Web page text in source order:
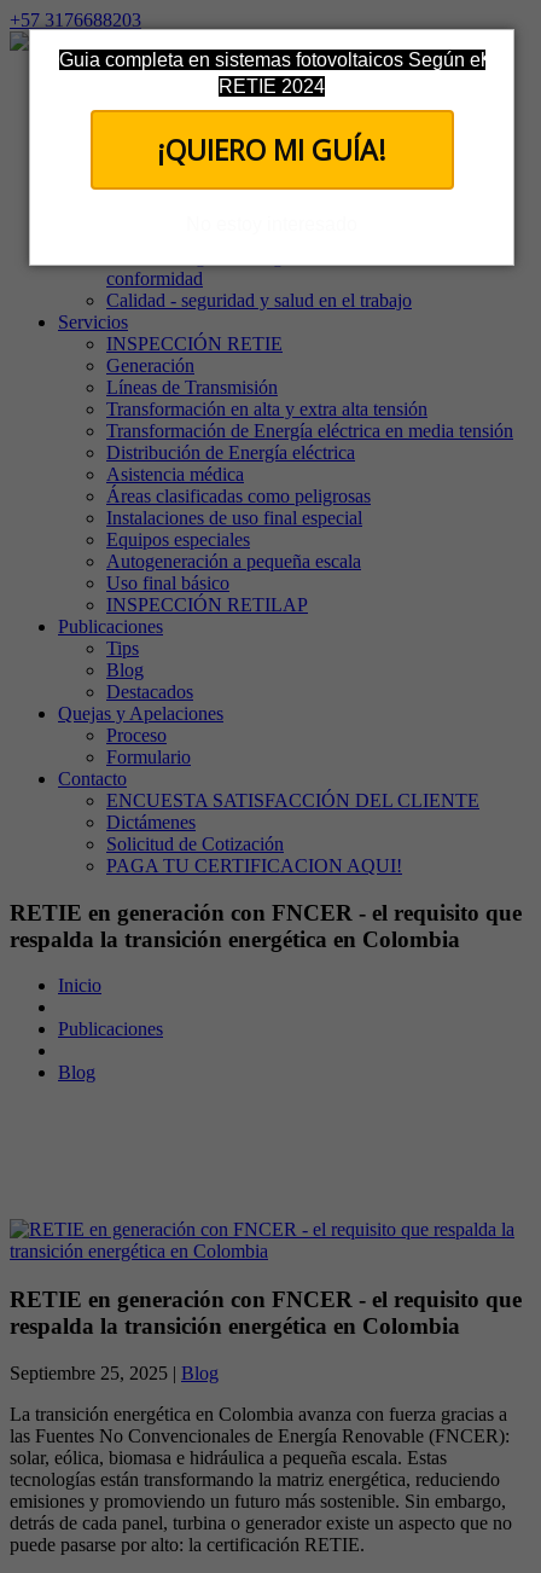
Guia completa en sistemas fotovoltaicos Según el
RETIE 2024
¡QUIERO MI GUÍA!
+57 3176688203
Quienes somos
Misión y visión
Política de tratamiento de datos
conformidad
Calidad - seguridad y salud en el trabajo
Servicios
INSPECCIÓN RETIE
Generación
Líneas de Transmisión
Transformación en alta y extra alta tensión
Transformación de Energía eléctrica en media tensión
Distribución de Energía eléctrica
Asistencia médica
Áreas clasificadas como peligrosas
Instalaciones de uso final especial
Equipos especiales
Autogeneración a pequeña escala
Uso final básico
INSPECCIÓN RETILAP
Publicaciones
Tips
Blog
Destacados
Quejas y Apelaciones
Proceso
Formulario
Contacto
ENCUESTA SATISFACCIÓN DEL CLIENTE
Dictámenes
Solicitud de Cotización
PAGA TU CERTIFICACION AQUI!
RETIE en generación con FNCER - el requisito que
respalda la transición energética en Colombia
Inicio
Publicaciones
Blog
RETIE en generación con FNCER - el requisito que
respalda la transición energética en Colombia
Septiembre 25, 2025 | Blog
La transición energética en Colombia avanza con fuerza gracias a
las Fuentes No Convencionales de Energía Renovable (FNCER):
solar, eólica, biomasa e hidráulica a pequeña escala. Estas
tecnologías están transformando la matriz energética, reduciendo
emisiones y promoviendo un futuro más sostenible. Sin embargo,
detrás de cada panel, turbina o generador existe un aspecto que no
puede pasarse por alto: la certificación RETIE.